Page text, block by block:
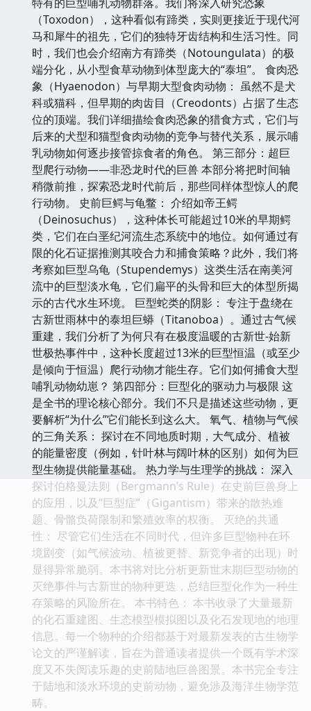
（Toxodon），这种看似有蹄类，实则更接近于现代河
马和犀牛的祖先，它们的独特牙齿结构和生活习性。同
时，我们也会介绍南方有蹄类（Notoungulata）的极
端分化，从小型食草动物到体型庞大的“泰坦”。 食肉恐
象（Hyaenodon）与早期大型食肉动物： 虽然不是犬
科或猫科，但早期的肉齿目（Creodonts）占据了生态
位的顶端。我们详细描绘食肉恐象的猎食方式，它们与
后来的犬型和猫型食肉动物的竞争与替代关系，展示哺
乳动物如何逐步接管掠食者的角色。 第三部分：超巨
型爬行动物——非恐龙时代的巨兽 本部分将把时间轴
稍微前推，探索恐龙时代前后，那些同样体型惊人的爬
行动物。 史前巨鳄与龟鳖： 介绍如帝王鳄
（Deinosuchus），这种体长可能超过10米的早期鳄
类，它们在白垩纪河流生态系统中的地位。如何通过有
限的化石证据推测其咬合力和捕食策略？此外，我们将
考察如巨型乌龟（Stupendemys）这类生活在南美河
流中的巨型淡水龟，它们扁平的头骨和巨大的体型所揭
示的古代水生环境。 巨型蛇类的阴影： 专注于盘绕在
古新世雨林中的泰坦巨蟒（Titanoboa）。通过古气候
重建，我们分析了为何只有在极度温暖的古新世-始新
世极热事件中，这种长度超过13米的巨型恒温（或至少
是倾向于恒温）爬行动物才能生存。它们如何捕食大型
哺乳动物幼崽？ 第四部分：巨型化的驱动力与极限 这
是全书的理论核心部分。我们不只是描述这些动物，更
要解析“为什么”它们能长到这么大。 氧气、植物与气候
的三角关系： 探讨在不同地质时期，大气成分、植被
的能量密度（例如，针叶林与阔叶林的区别）如何为巨
型生物提供能量基础。 热力学与生理学的挑战： 深入
探讨伯格曼法则（Bergmann’s Rule）在史前巨兽身上
的应用，以及“巨型症”（Gigantism）带来的散热难
题、骨骼负荷限制和繁殖效率的权衡。 灭绝的共通
性： 尽管它们生活在不同时代，但许多巨型物种在环
境剧变（如气候波动、植被更替、新竞争者的出现）时
显得异常脆弱。本书将对比分析更新世末期巨型动物的
灭绝事件与古新世的物种更迭，总结巨型化作为一种生
存策略的风险所在。 本书特色： 本书收录了大量最新
的化石重建图、生态模型模拟图以及化石发现地的地理
信息。每一个物种的介绍都基于对最新发表的古生物学
论文的严谨解读，旨在为普通读者提供一个既有学术深
度又不失阅读乐趣的史前陆地巨兽图景。本书完全专注
于陆地和淡水环境的史前动物，避免涉及海洋生物学范
畴。